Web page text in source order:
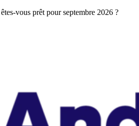
vous prêt pour septembre 2026 ?